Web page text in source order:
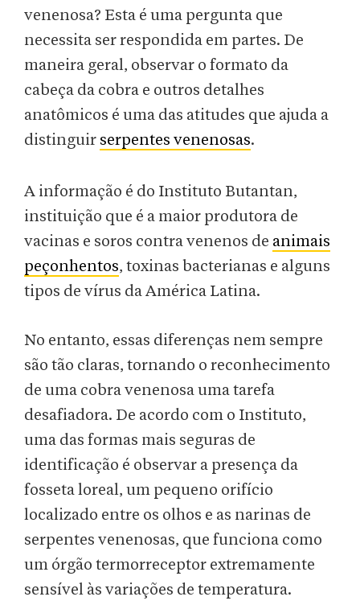
venenosa? Esta é uma pergunta que
necessita ser respondida em partes. De
maneira geral, observar o formato da
cabeça da cobra e outros detalhes
anatômicos é uma das atitudes que ajuda a
distinguir serpentes venenosas.
A informação é do Instituto Butantan,
instituição que é a maior produtora de
vacinas e soros contra venenos de animais
peçonhentos, toxinas bacterianas e alguns
tipos de vírus da América Latina.
No entanto, essas diferenças nem sempre
são tão claras, tornando o reconhecimento
de uma cobra venenosa uma tarefa
desafiadora. De acordo com o Instituto,
uma das formas mais seguras de
identificação é observar a presença da
fosseta loreal, um pequeno orifício
localizado entre os olhos e as narinas de
serpentes venenosas, que funciona como
um órgão termorreceptor extremamente
sensível às variações de temperatura.